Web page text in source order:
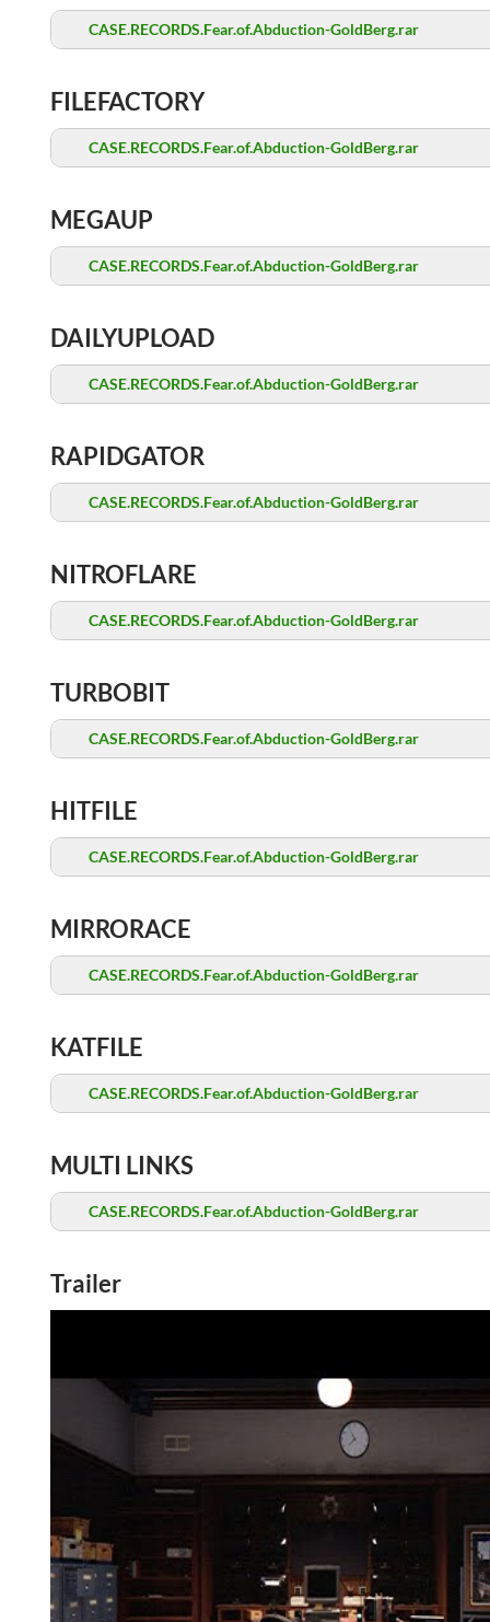
CASE.RECORDS.Fear.of.Abduction-GoldBerg.rar
FILEFACTORY
CASE.RECORDS.Fear.of.Abduction-GoldBerg.rar
MEGAUP
CASE.RECORDS.Fear.of.Abduction-GoldBerg.rar
DAILYUPLOAD
CASE.RECORDS.Fear.of.Abduction-GoldBerg.rar
RAPIDGATOR
CASE.RECORDS.Fear.of.Abduction-GoldBerg.rar
NITROFLARE
CASE.RECORDS.Fear.of.Abduction-GoldBerg.rar
TURBOBIT
CASE.RECORDS.Fear.of.Abduction-GoldBerg.rar
HITFILE
CASE.RECORDS.Fear.of.Abduction-GoldBerg.rar
MIRRORACE
CASE.RECORDS.Fear.of.Abduction-GoldBerg.rar
KATFILE
CASE.RECORDS.Fear.of.Abduction-GoldBerg.rar
MULTI LINKS
CASE.RECORDS.Fear.of.Abduction-GoldBerg.rar
Trailer